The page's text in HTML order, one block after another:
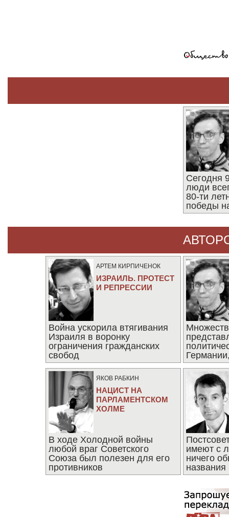
Сегодня
люди
80-ти
победы
АРТЕМ КИРПИЧЕНОК
ИЗРАИЛЬ. ПРОТЕСТ
И РЕПРЕССИИ
Война ускорила втягивания
Израиля в воронку
ограничения гражданских
свобод
ЯКОВ РАБКИН
НАЦИСТ НА
ПАРЛАМЕНТСКОМ
ХОЛМЕ
В ходе Холодной войны
любой враг Советского
Союза был полезен для его
противников
имеют с
ничего
названия